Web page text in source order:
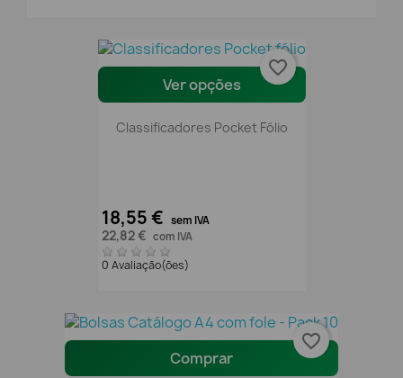
Ver opções
Classificadores Pocket Fólio
18,55 € sem IVA
22,82 € com IVA
0 Avaliação(ões)
favorite_border
Comprar
favorite_border